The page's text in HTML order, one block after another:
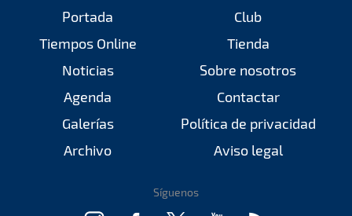
Portada
Tiempos Online
Noticias
Agenda
Galerías
Archivo
Club
Tienda
Sobre nosotros
Contactar
Política de privacidad
Aviso legal
Síguenos